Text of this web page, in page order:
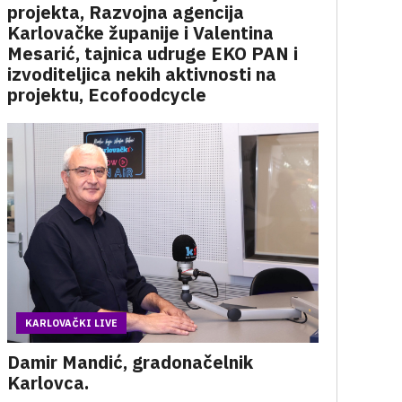
projekta, Razvojna agencija
Karlovačke županije i Valentina
Mesarić, tajnica udruge EKO PAN i
izvoditeljica nekih aktivnosti na
projektu, Ecofoodcycle
KARLOVAČKI LIVE
Damir Mandić, gradonačelnik
Karlovca.